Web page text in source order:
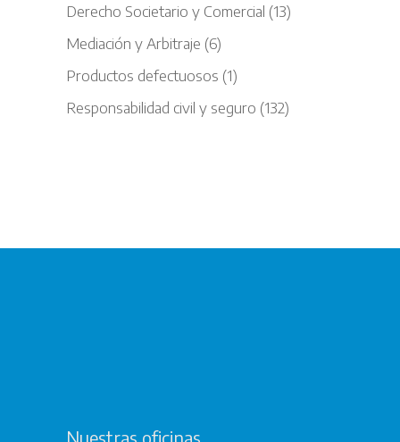
Derecho Societario y Comercial (13)
Mediación y Arbitraje (6)
Productos defectuosos (1)
Responsabilidad civil y seguro (132)
Nuestras oficinas